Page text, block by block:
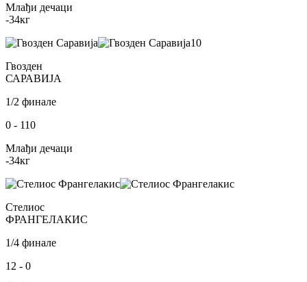
Млађи дечаци
-34кг
10
Гвозден
САРАВИЈА
1/2 финале
0 - 110
Млађи дечаци
-34кг
Стелиос
ФРАНГЕЛАКИС
1/4 финале
12 - 0